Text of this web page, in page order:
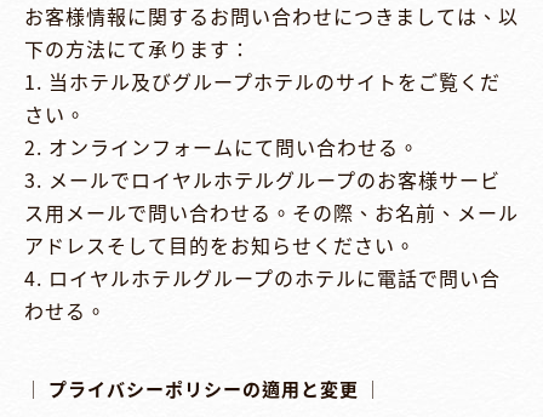
お客様情報に関するお問い合わせにつきましては、以
下の方法にて承ります：
1. 当ホテル及びグループホテルのサイトをご覧くだ
さい。
2. オンラインフォームにて問い合わせる。
3. メールでロイヤルホテルグループのお客様サービ
ス用メールで問い合わせる。その際、お名前、メール
アドレスそして目的をお知らせください。
4. ロイヤルホテルグループのホテルに電話で問い合
わせる。
│ プライバシーポリシーの適用と変更 │